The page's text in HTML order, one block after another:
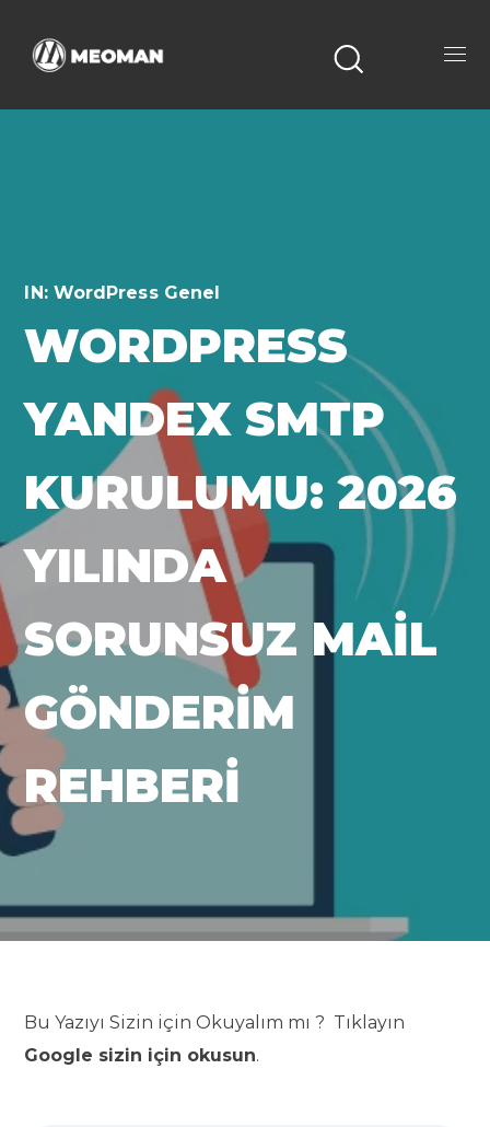
IN: WordPress Genel
WORDPRESS
YANDEX SMTP
KURULUMU: 2026
YILINDA
SORUNSUZ MAIL
GÖNDERIM
REHBERI
Bu Yazıyı Sizin için Okuyalım mı ? Tıklayın
Google sizin için okusun.